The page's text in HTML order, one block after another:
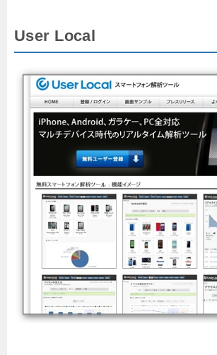
User Local